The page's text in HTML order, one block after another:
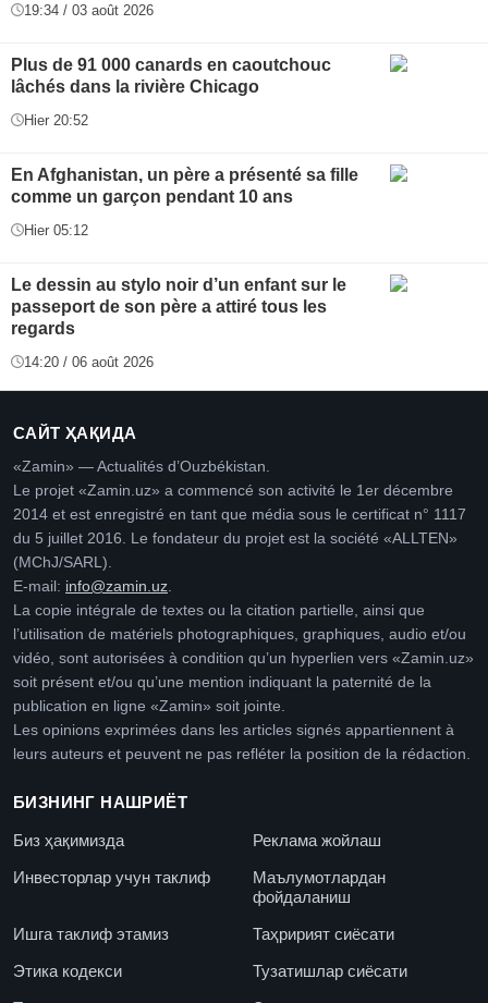
19:34 / 03 août 2026
Plus de 91 000 canards en caoutchouc
lâchés dans la rivière Chicago
Hier 20:52
En Afghanistan, un père a présenté sa fille
comme un garçon pendant 10 ans
Hier 05:12
Le dessin au stylo noir d’un enfant sur le
passeport de son père a attiré tous les
regards
14:20 / 06 août 2026
САЙТ ҲАҚИДА
«Zamin» — Actualités d’Ouzbékistan.
Le projet «Zamin.uz» a commencé son activité le 1er décembre
2014 et est enregistré en tant que média sous le certificat n° 1117
du 5 juillet 2016. Le fondateur du projet est la société «ALLTEN»
(MChJ/SARL).
E-mail: info@zamin.uz
La copie intégrale de textes ou la citation partielle, ainsi que
l’utilisation de matériels photographiques, graphiques, audio et/ou
vidéo, sont autorisées à condition qu’un hyperlien vers «Zamin.uz»
soit présent et/ou qu’une mention indiquant la paternité de la
publication en ligne «Zamin» soit jointe.
Les opinions exprimées dans les articles signés appartiennent à
leurs auteurs et peuvent ne pas refléter la position de la rédaction.
БИЗНИНГ НАШРИЁТ
Биз ҳақимизда
Реклама жойлаш
Инвесторлар учун таклиф
Маълумотлардан
фойдаланиш
Ишга таклиф этамиз
Таҳририят сиёсати
Этика кодекси
Тузатишлар сиёсати